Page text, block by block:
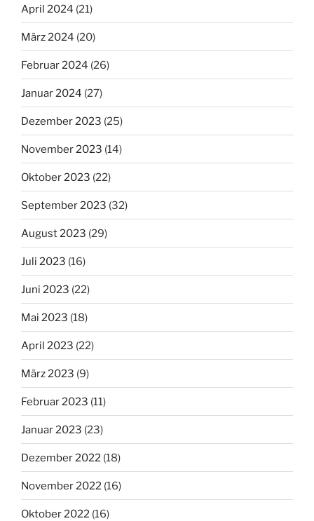
April 2024 (21)
März 2024 (20)
Februar 2024 (26)
Januar 2024 (27)
Dezember 2023 (25)
November 2023 (14)
Oktober 2023 (22)
September 2023 (32)
August 2023 (29)
Juli 2023 (16)
Juni 2023 (22)
Mai 2023 (18)
April 2023 (22)
März 2023 (9)
Februar 2023 (11)
Januar 2023 (23)
Dezember 2022 (18)
November 2022 (16)
Oktober 2022 (16)